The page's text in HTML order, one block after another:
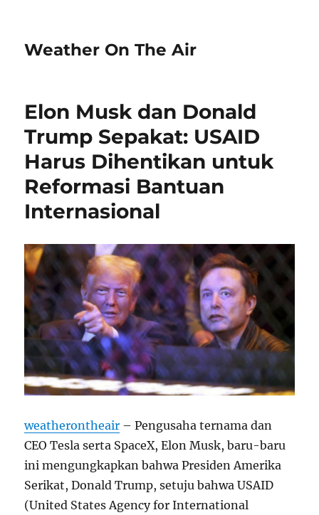
Weather On The Air
Elon Musk dan Donald
Trump Sepakat: USAID
Harus Dihentikan untuk
Reformasi Bantuan
Internasional
weatherontheair – Pengusaha ternama dan
CEO Tesla serta SpaceX, Elon Musk, baru-baru
ini mengungkapkan bahwa Presiden Amerika
Serikat, Donald Trump, setuju bahwa USAID
(United States Agency for International